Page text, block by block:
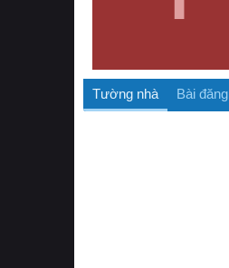
Tường nhà Bài đăng